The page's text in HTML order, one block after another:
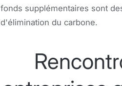
fonds supplémentaires sont
d'élimination du carbone.